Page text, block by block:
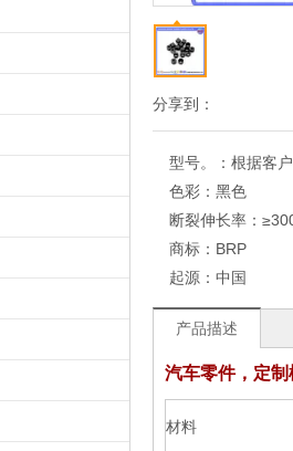
分享到：
型号。： 根据客
色彩： 黑色
断裂伸长率：
商标： BRP
起源： 中国
产品描述
汽车零件，定
材料